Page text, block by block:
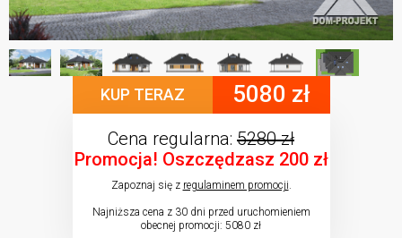
KUP TERAZ 5080 zł
Cena regularna: 5280 zł
Promocja! Oszczędzasz 200 zł
Zapoznaj się z regulaminem promocji
Najniższa cena z 30 dni przed uruchomieniem
obecnej promocji: 5080 zł